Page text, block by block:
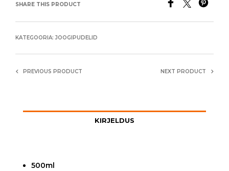
SHARE THIS PRODUCT
KATEGOORIA: JOOGIPUDELID
PREVIOUS PRODUCT NEXT PRODUCT
KIRJELDUS
500ml